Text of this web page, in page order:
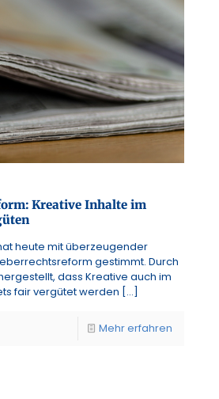
Kreative Inhalte im
heute mit überzeugender
gestimmt. Durch
dass Kreative auch im
fair vergütet werden […]
Mehr erfahren